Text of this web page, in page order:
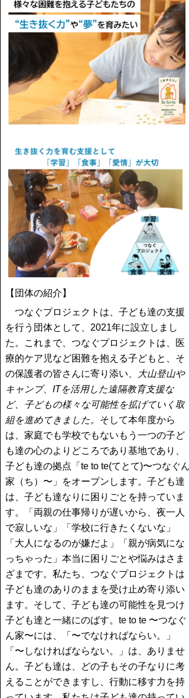
【団体の紹介】
つなぐプロジェクトは、子ども達の支援
を行う団体として、2021年に設立しまし
た。これまで、つなぐプロジェクトは、医
療的ケア児など困難を抱える子どもと、そ
の保護者の皆さんに寄り添い、
大山登山や
キャンプ、ITを活用した遠隔教育支援な
ど、子どもの様々な可能性を拡げていく取
組を進めてきました。 そして本年度から
は、家庭でも学校でもないもう一つの子ど
も達の心のよりどころであり基地であり、
子ども達の拠点「te to te(てとて)〜つなぐん
家（ち）〜」をオープンします。子ども達
は、子ども達なりに困りごとを持っていま
す。「両親の仕事帰りが遅いから、夜一人
で寂しいな」「学校に行きたくないな」
「大人になるのが嫌だよ」「親が病気にな
っちゃった」本当に困りごとや悩みはさま
ざまです。私たち、つなぐプロジェクトは
子ども達のありのままを受け止め寄り添い
ます。そして、子ども達の可能性を見つけ
子ども達と一緒にのばす。te to te 〜つなぐ
ん家〜には、「〜でなければならい。」
「〜しなければならない。」は、ありませ
ん。子ども達は、どの子もその子なりに考
えることができますし、行動に移す力を持